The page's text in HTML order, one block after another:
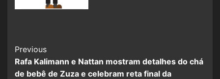
Previous
Rafa Kalimann e Nattan mostram detalhes do chá
de bebê de Zuza e celebram reta final da